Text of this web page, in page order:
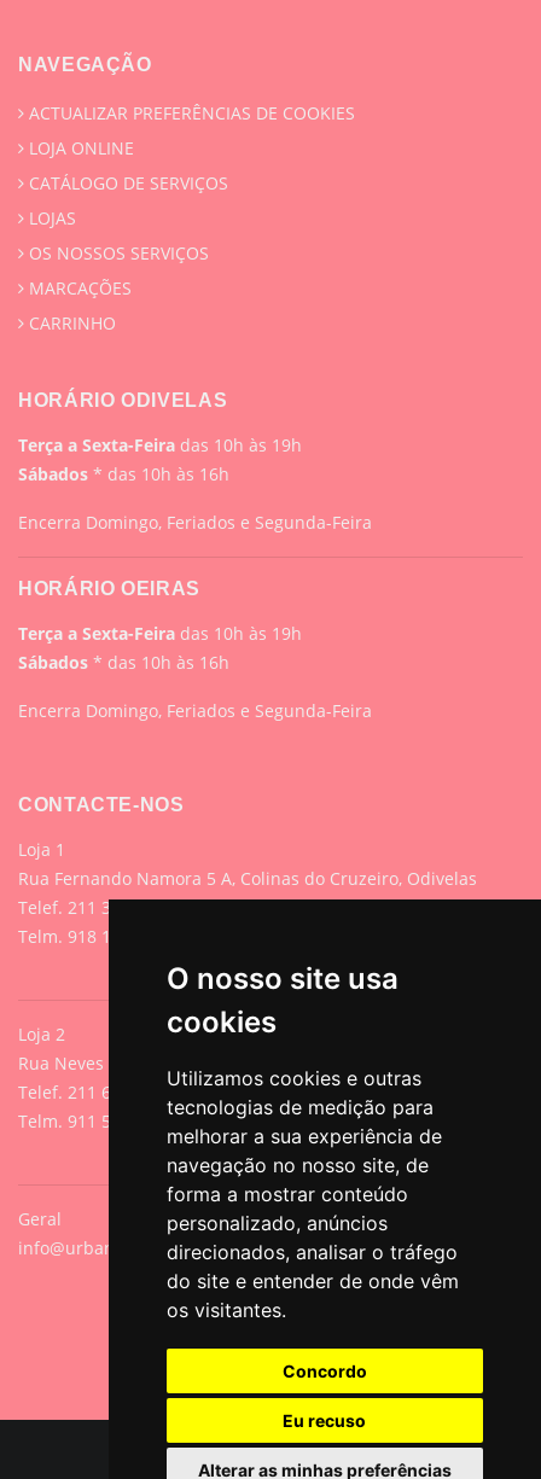
O nosso site usa
cookies
Utilizamos cookies e outras
tecnologias de medição para
melhorar a sua experiência de
navegação no nosso site, de
forma a mostrar conteúdo
personalizado, anúncios
direcionados, analisar o tráfego
do site e entender de onde vêm
os visitantes.
Concordo
Eu recuso
Alterar as minhas preferências
NAVEGAÇÃO
ACTUALIZAR PREFERÊNCIAS DE COOKIES
LOJA ONLINE
CATÁLOGO DE SERVIÇOS
LOJAS
OS NOSSOS SERVIÇOS
MARCAÇÕES
CARRINHO
HORÁRIO ODIVELAS
Terça a Sexta-Feira das 10h às 19h
Sábados * das 10h às 16h
Encerra Domingo, Feriados e Segunda-Feira
HORÁRIO OEIRAS
Terça a Sexta-Feira das 10h às 19h
Sábados * das 10h às 16h
Encerra Domingo, Feriados e Segunda-Feira
CONTACTE-NOS
Loja 1
Rua Fernando Namora 5 A, Colinas do Cruzeiro, Odivelas
Telef. 211 395 882 (Chamada para rede fixa nacional)
Telm. 918 107 618 (Chamada para rede móvel nacional)
Loja 2
Rua Neves de Sousa 13A, Cacilhas, Oeiras
Telef. 211 640 788 (Chamada para rede fixa nacional)
Telm. 911 571 542 (Chamada para rede móvel nacional)
Geral
info@urbanpets.pt
© Copyright 2026 All Rights Reserved.